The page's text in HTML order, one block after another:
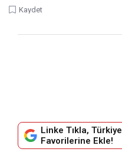
Kaydet
Linke Tıkla,
Favorilerine Ekle!